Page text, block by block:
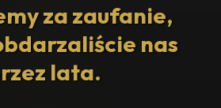
za zaufanie,
nas
lata.